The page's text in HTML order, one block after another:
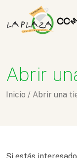
Abrir
Inicio / Abrir una